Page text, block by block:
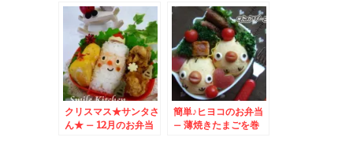
クリスマス★サンタさ
ん★ – 12月のお弁当
簡単♪ヒヨコのお弁当
– 薄焼きたまごを巻